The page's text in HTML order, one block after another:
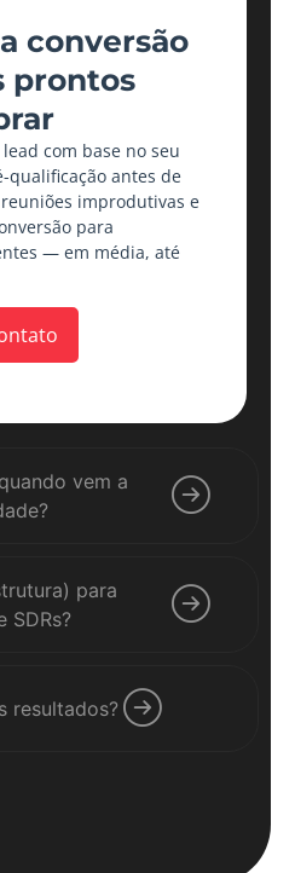
vem a
para
SDRs?
resultados?
conversão
prontos
com base no seu
qualificação antes de
improdutivas e
para
— em média, até